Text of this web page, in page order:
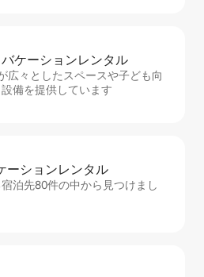
ケ⁠ー⁠シ⁠ョ⁠ンレ⁠ン⁠タ⁠ル
広々としたスペースや子ども向
備を提供しています
ー⁠シ⁠ョ⁠ンレ⁠ン⁠タ⁠ル
泊先80件の中から見つけまし